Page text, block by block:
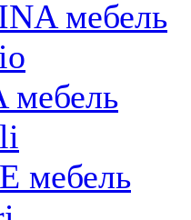
мебель
мебель
мебель